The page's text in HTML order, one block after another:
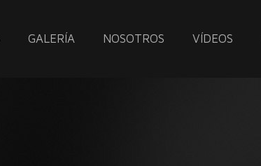
GALERÍA NOSOTROS VÍDEOS